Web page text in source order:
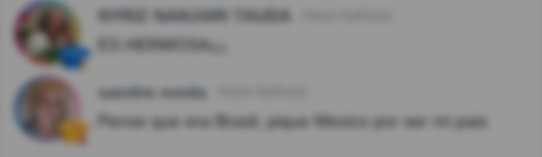
NYRIZ NANJARI TAUDA
ES HERMOSA¡¡¡
sandra rueda
Pense que era Brasil, pique Mexico por ser mi pais